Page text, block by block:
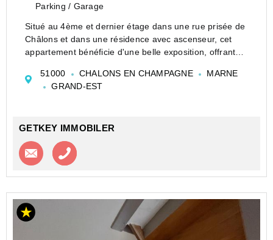
Parking / Garage
Situé au 4ème et dernier étage dans une rue prisée de
Châlons et dans une résidence avec ascenseur, cet
appartement bénéficie d'une belle exposition, offrant
chambres, d'une cuisine indépendante équipée,...
51000 CHALONS EN CHAMPAGNE
MARNE
GRAND-EST
GETKEY IMMOBILER
Contacter l'agence